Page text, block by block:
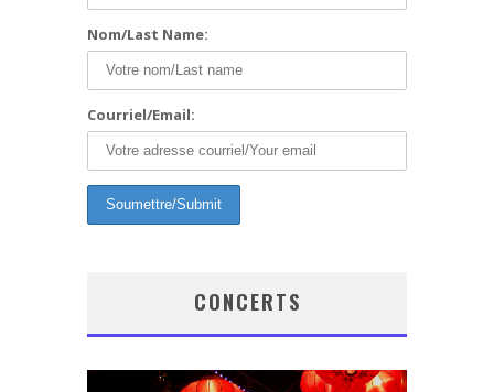
Nom/Last Name:
Courriel/Email:
CONCERTS